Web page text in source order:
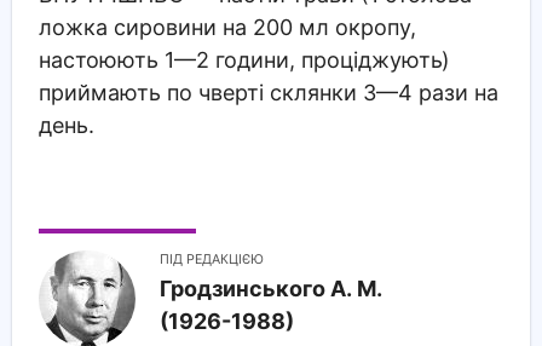
ложка сировини на 200 мл окропу,
настоюють 1—2 години, проціджують)
приймають по чверті склянки 3—4 рази на
день.
ПІД РЕДАКЦІЄЮ
Гродзинського A. M.
(1926-1988)